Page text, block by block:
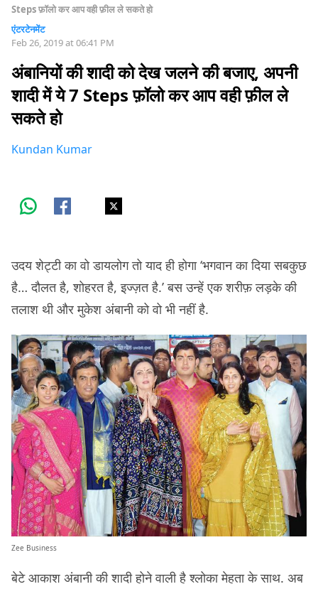
Steps फ़ॉलो कर आप वही फ़ील ले सकते हो
एंटरटेनमेंट
Feb 26, 2019 at 06:41 PM
अंबानियों की शादी को देख जलने की बजाए, अपनी
शादी में ये 7 Steps फ़ॉलो कर आप वही फ़ील ले
सकते हो
Kundan Kumar
उदय शेट्टी का वो डायलोग तो याद ही होगा ‘भगवान का दिया सबकुछ
है… दौलत है, शोहरत है, इज्ज़त है.’ बस उन्हें एक शरीफ़ लड़के की
तलाश थी और मुकेश अंबानी को वो भी नहीं है.
Zee Business
बेटे आकाश अंबानी की शादी होने वाली है श्लोका मेहता के साथ. अब